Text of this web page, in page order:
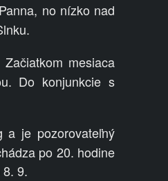
no nízko nad
mesiaca
Do konjunkcie s
je pozorovateľný
po 20. hodine
9.